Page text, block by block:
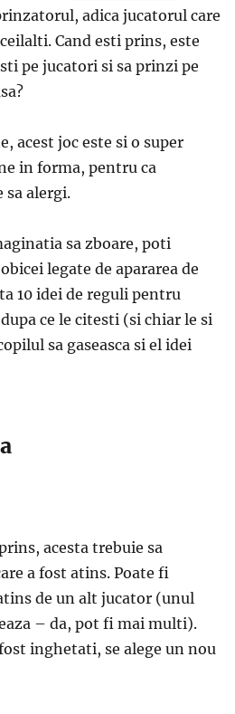
adica jucatorul care
Cand esti prins, este
pe jucatori si sa prinzi pe
acest joc este si o super
in forma, pentru ca
sa alergi.
sa zboare, poti
legate de apararea de
10 idei de reguli pentru
ce le citesti (si chiar le si
sa gaseasca si el idei
acesta trebuie sa
a fost atins. Poate fi
de un alt jucator (unul
– da, pot fi mai multi).
inghetati, se alege un nou